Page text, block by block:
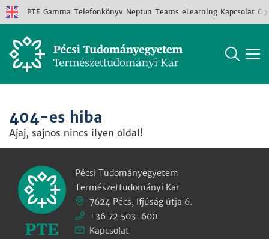
PTE Gamma Telefonkönyv Neptun Teams eLearning Kapcsolat
404-es hiba
Ajaj, sajnos nincs ilyen oldal!
Pécsi Tudományegyetem
Természettudományi Kar
7624 Pécs, Ifjúság útja 6.
+36 72 503-600
Kapcsolat